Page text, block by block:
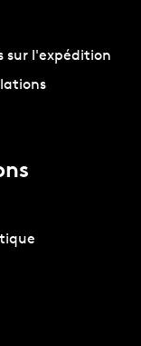
sur l'expédition